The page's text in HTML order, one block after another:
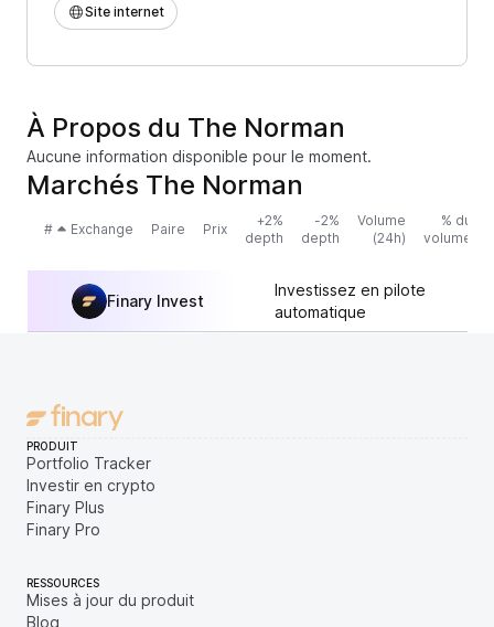
Site internet
À Propos du The Norman
Aucune information disponible pour le moment.
Marchés The Norman
# Exchange Paire Prix
+2%
depth
-2%
depth
Volume
(24h)
% du
volume
Finary Invest
Investissez en pilote
automatique
PRODUIT
Portfolio Tracker
Investir en crypto
Finary Plus
Finary Pro
RESSOURCES
Mises à jour du produit
Blog